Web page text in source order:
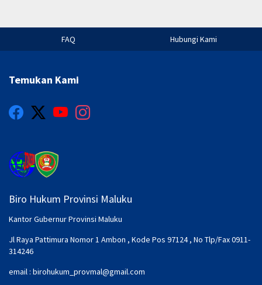
FAQ Hubungi Kami
Temukan Kami
Biro Hukum Provinsi Maluku
Kantor Gubernur Provinsi Maluku
Jl Raya Pattimura Nomor 1 Ambon , Kode Pos 97124 , No Tlp/Fax 0911-
314246
email : birohukum_provmal@gmail.com